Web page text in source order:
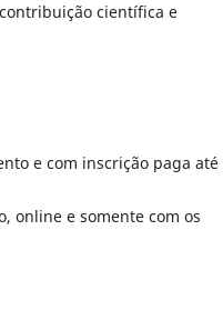
científica e
e com inscrição paga até
online e somente com os